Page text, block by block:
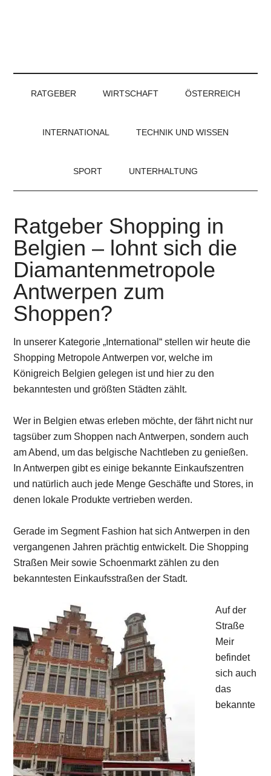
RATGEBER WIRTSCHAFT ÖSTERREICH
INTERNATIONAL TECHNIK UND WISSEN
SPORT UNTERHALTUNG
Ratgeber Shopping in
Belgien – lohnt sich die
Diamantenmetropole
Antwerpen zum
Shoppen?
In unserer Kategorie „International“ stellen wir heute die
Shopping Metropole Antwerpen vor, welche im
Königreich Belgien gelegen ist und hier zu den
bekanntesten und größten Städten zählt.
Wer in Belgien etwas erleben möchte, der fährt nicht nur
tagsüber zum Shoppen nach Antwerpen, sondern auch
am Abend, um das belgische Nachtleben zu genießen.
In Antwerpen gibt es einige bekannte Einkaufszentren
und natürlich auch jede Menge Geschäfte und Stores, in
denen lokale Produkte vertrieben werden.
Gerade im Segment Fashion hat sich Antwerpen in den
vergangenen Jahren prächtig entwickelt. Die Shopping
Straßen Meir sowie Schoenmarkt zählen zu den
bekanntesten Einkaufsstraßen der Stadt.
Auf der
Straße
Meir
befindet
sich auch
das
bekannte